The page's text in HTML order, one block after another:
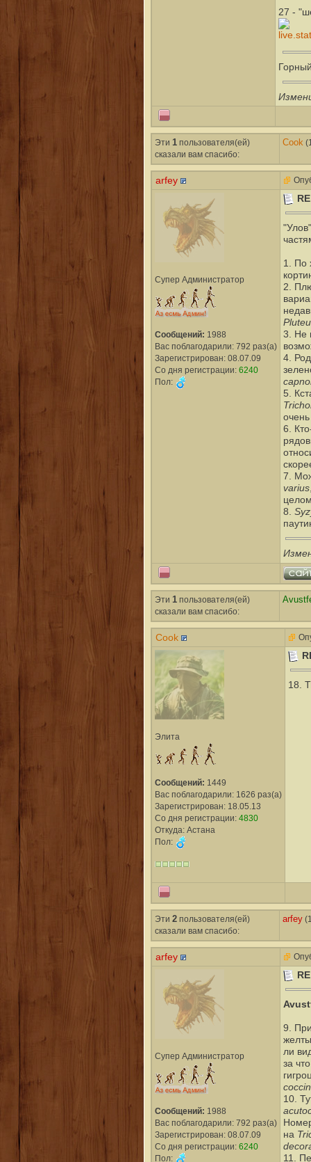
27 -
Эти 1пользователя(ей)
сказали вам cпасибо:
Cook
arfey
Супер Администратор
Сообщений: 1988
Вас поблагодарили: 792 раз(а)
Зарегистрирован: 08.07.09
Со дня регистрации: 6240
Пол:
1. По
2.
3. Не
4.
5.
6.
7.
varius
8.
Эти 1пользователя(ей)
сказали вам cпасибо:
Cook
Элита
Сообщений: 1449
Вас поблагодарили: 1626 раз(а)
Зарегистрирован: 18.05.13
Со дня регистрации: 4830
Откуда: Астана
Пол:
18.
Эти 2пользователя(ей)
сказали вам cпасибо:
arfey
arfey
Супер Администратор
Сообщений: 1988
Вас поблагодарили: 792 раз(а)
Зарегистрирован: 08.07.09
Со дня регистрации: 6240
Пол:
9.
ли
за
10.
на
11.